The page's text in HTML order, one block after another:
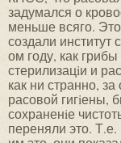
задумался о
меньше всяго.
создали институт
ом году, как
стерилизацiи и
как ни странно,
расовой гигiены,
сохраненiе
переняли это. Т.е.